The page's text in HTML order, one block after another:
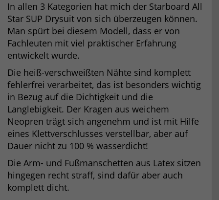
In allen 3 Kategorien hat mich der Starboard All
Star SUP Drysuit von sich überzeugen können.
Man spürt bei diesem Modell, dass er von
Fachleuten mit viel praktischer Erfahrung
entwickelt wurde.
Die heiß-verschweißten Nähte sind komplett
fehlerfrei verarbeitet, das ist besonders wichtig
in Bezug auf die Dichtigkeit und die
Langlebigkeit. Der Kragen aus weichem
Neopren trägt sich angenehm und ist mit Hilfe
eines Klettverschlusses verstellbar, aber auf
Dauer nicht zu 100 % wasserdicht!
Die Arm- und Fußmanschetten aus Latex sitzen
hingegen recht straff, sind dafür aber auch
komplett dicht.